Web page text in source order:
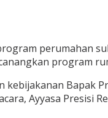
perumahan
program
Bapak
Ayyasa Presisi